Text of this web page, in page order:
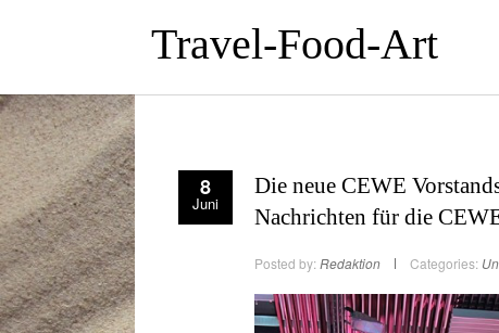
Travel-Food-Art
8
Juni
Die neue CEWE
Nachrichten für die
Posted by: Redaktion Categories: